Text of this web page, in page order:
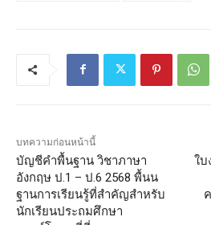
บทความก่อนหน้านี้
บัญชีคำพื้นฐาน วิชาภาษา
อังกฤษ ป.1 – ป.6 2568 พื้นน
ฐานการเรียนรู้ที่สำคัญสำหรับ
นักเรียนประถมศึกษา
ใบ